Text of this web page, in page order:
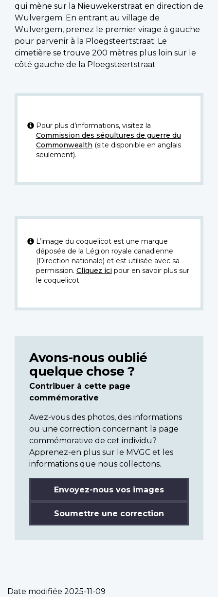
qui mène sur la Nieuwekerstraat en direction de
Wulvergem. En entrant au village de
Wulvergem, prenez le premier virage à gauche
pour parvenir à la Ploegsteertstraat. Le
cimetière se trouve 200 mètres plus loin sur le
côté gauche de la Ploegsteertstraat
Pour plus d’informations, visitez la
Commission des sépultures de guerre du
Commonwealth (site disponible en anglais
seulement).
L’image du coquelicot est une marque
déposée de la Légion royale canadienne
(Direction nationale) et est utilisée avec sa
permission. Cliquez icipour en savoir plus sur
le coquelicot.
Avons-nous oublié
quelque chose ?
Contribuer à cette page
commémorative
Avez-vous des photos, des informations
ou une correction concernant la page
commémorative de cet individu?
Apprenez-en plus sur le MVGC et les
informations que nous collectons.
Envoyez-nous vos images
Soumettre une correction
Date modifiée 2025-11-09